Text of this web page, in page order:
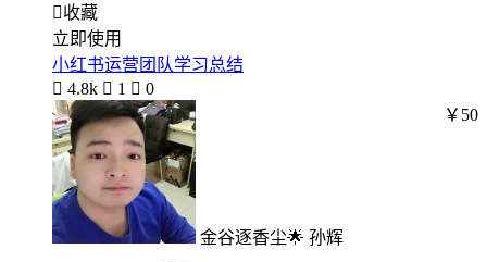
收藏
立即使用
小红书运营团队学习总结
 4.8k  1  0
金谷逐香尘🌟 孙辉
￥50